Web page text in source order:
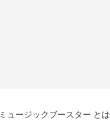
ミュージックブースター とは